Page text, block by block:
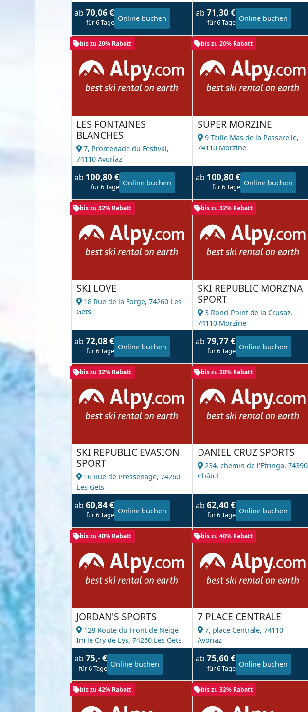
ab 70,06 €
für 6 Tage Online buchen
ab 71,30 €
für 6 Tage Online buchen
bis zu 20% Rabatt
LES FONTAINES
BLANCHES
7, Promenade du Festival,
74110 Avoriaz
ab 100,80 €
für 6 Tage Online buchen
bis zu 20% Rabatt
SUPER MORZINE
9 Taille Mas de la Passerelle,
74110 Morzine
ab 100,80 €
für 6 Tage Online buchen
bis zu 32% Rabatt
SKI LOVE
18 Rue de la Forge, 74260 Les
Gets
ab 72,08 €
für 6 Tage Online buchen
bis zu 32% Rabatt
SKI REPUBLIC MORZ'NA
SPORT
3 Rond-Point de la Crusaz,
74110 Morzine
ab 79,77 €
für 6 Tage Online buchen
bis zu 32% Rabatt
SKI REPUBLIC EVASION
SPORT
16 Rue de Pressenage, 74260
Les Gets
ab 60,84 €
für 6 Tage Online buchen
bis zu 20% Rabatt
DANIEL CRUZ SPORTS
234, chemin de l'Etringa, 74390
Châtel
ab 62,40 €
für 6 Tage Online buchen
bis zu 40% Rabatt
JORDAN'S SPORTS
128 Route du Front de Neige
Im le Cry de Lys, 74260 Les Gets
ab 75,- €
für 6 Tage Online buchen
bis zu 40% Rabatt
7 PLACE CENTRALE
7, place Centrale, 74110
Avoriaz
ab 75,60 €
für 6 Tage Online buchen
bis zu 42% Rabatt bis zu 32% Rabatt